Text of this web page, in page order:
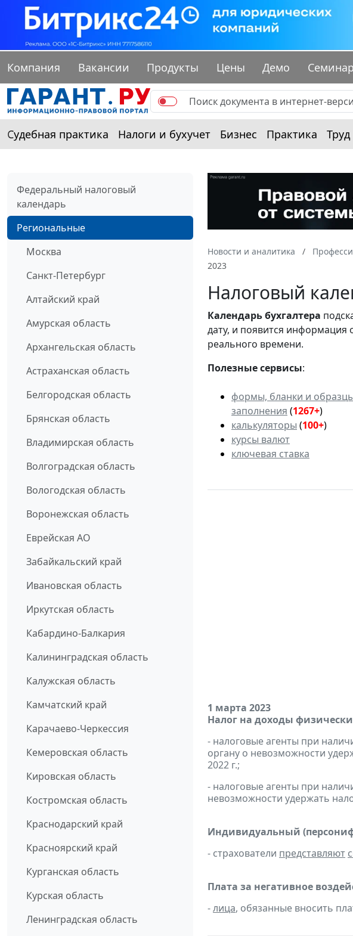
Компания Вакансии Продукты Цены Демо
Судебная практика Налоги и бухучет Бизнес Практика Труд
Федеральный налоговый
календарь
Региональные
Москва
Санкт-Петербург
Алтайский край
Амурская область
Архангельская область
Астраханская область
Белгородская область
Брянская область
Владимирская область
Волгоградская область
Вологодская область
Воронежская область
Еврейская АО
Забайкальский край
Ивановская область
Иркутская область
Кабардино-Балкария
Калининградская область
Калужская область
Камчатский край
Карачаево-Черкессия
Кемеровская область
Кировская область
Костромская область
Краснодарский край
Красноярский край
Курганская область
Курская область
Ленинградская область
Новости и аналитика
2023
Налоговый
Календарьбухгалтера
дату, и появится информация
реального времени.
Полезные сервисы:
формы, бланки и
заполнения (1267+)
калькуляторы (100+)
курсы валют
ключевая ставка
1 марта 2023
Налог на доходы
- налоговые агенты при
органу о невозможности
2022 г.;
- налоговые агенты при
невозможности удержать
Индивидуальный
- страхователи представляют
Плата за негативное
-лица, обязанные вносить